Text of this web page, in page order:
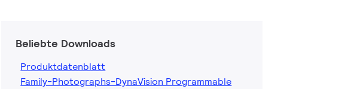
Beliebte Downloads
Produktdatenblatt
Family-Photographs-DynaVision Programmable